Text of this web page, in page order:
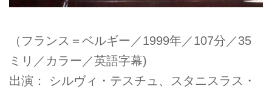
（フランス＝ベルギー／1999年／107分／35
ミリ／カラー／英語字幕)
出演： シルヴィ・テスチュ、スタニスラス・